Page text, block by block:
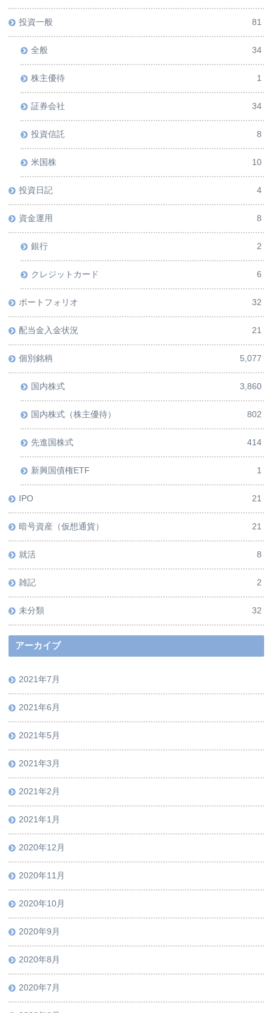
投資一般 81
全般 34
株主優待 1
証券会社 34
投資信託 8
米国株 10
投資日記 4
資金運用 8
銀行 2
クレジットカード 6
ポートフォリオ 32
配当金入金状況 21
個別銘柄 5,077
国内株式 3,860
国内株式（株主優待） 802
先進国株式 414
新興国債権ETF 1
IPO 21
暗号資産（仮想通貨） 21
就活 8
雑記 2
未分類 32
アーカイブ
2021年7月
2021年6月
2021年5月
2021年3月
2021年2月
2021年1月
2020年12月
2020年11月
2020年10月
2020年9月
2020年8月
2020年7月